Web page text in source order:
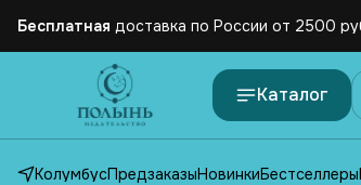
Бесплатная доставка по России от 2500
Каталог
КолумбусПредзаказыНовинкиБестселлеры